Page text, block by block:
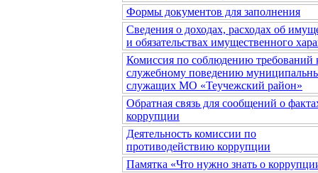
Формы документов для заполнения
Сведения о доходах, расходах об
и обязательствах имущественного
Комиссия по соблюдению требований
служебному поведению
служащих МО «Теучежский район»
Обратная связь для сообщений о
коррупции
Деятельность комиссии по
противодействию коррупции
Памятка «Что нужно знать о